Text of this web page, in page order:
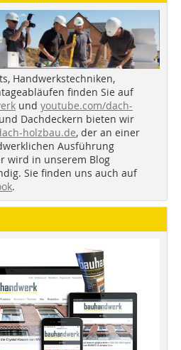
Handwerkstechniken,
finden Sie auf
und youtube.com/dach-
Dachdeckern bieten wir
holzbau.de, der an einer
Ausführung
wird in unserem Blog
Sie finden uns auch auf
.